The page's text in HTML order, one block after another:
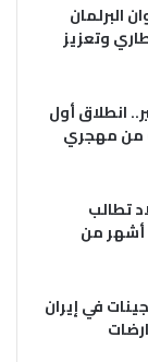
البرلمان
وتعزيز
انطلاق أول
410 عائلات من مهجري
تطالب
من
في إيران